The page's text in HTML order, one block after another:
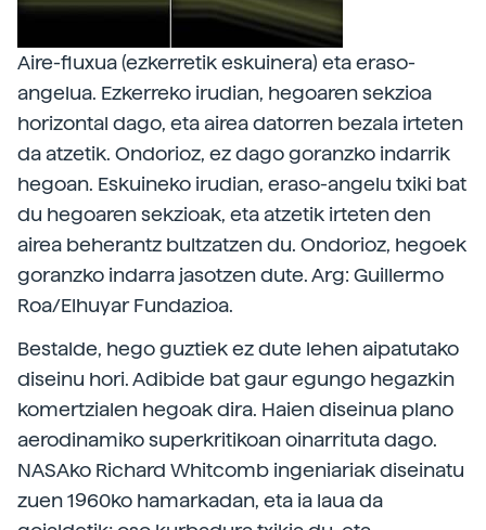
Aire-fluxua (ezkerretik eskuinera) eta eraso-
angelua. Ezkerreko irudian, hegoaren sekzioa
horizontal dago, eta airea datorren bezala irteten
da atzetik. Ondorioz, ez dago goranzko indarrik
hegoan. Eskuineko irudian, eraso-angelu txiki bat
du hegoaren sekzioak, eta atzetik irteten den
airea beherantz bultzatzen du. Ondorioz, hegoek
goranzko indarra jasotzen dute. Arg: Guillermo
Roa/Elhuyar Fundazioa.
Bestalde, hego guztiek ez dute lehen aipatutako
diseinu hori. Adibide bat gaur egungo hegazkin
komertzialen hegoak dira. Haien diseinua plano
aerodinamiko superkritikoan oinarrituta dago.
NASAko Richard Whitcomb ingeniariak diseinatu
zuen 1960ko hamarkadan, eta ia laua da